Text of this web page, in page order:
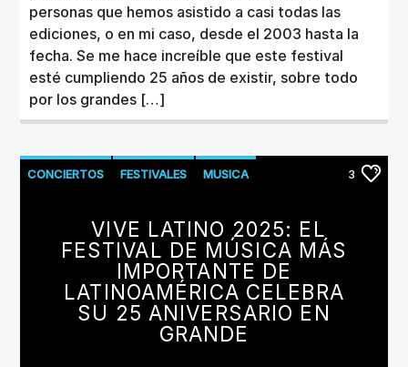
personas que hemos asistido a casi todas las
ediciones, o en mi caso, desde el 2003 hasta la
fecha. Se me hace increíble que este festival
esté cumpliendo 25 años de existir, sobre todo
por los grandes […]
CONCIERTOS FESTIVALES MUSICA 3
VIVE LATINO 2025: EL
FESTIVAL DE MÚSICA MÁS
IMPORTANTE DE
LATINOAMÉRICA CELEBRA
SU 25 ANIVERSARIO EN
GRANDE